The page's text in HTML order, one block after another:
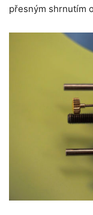
přesným shrnutím